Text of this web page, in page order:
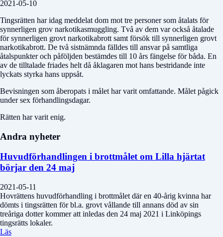
2021-05-10
Tingsrätten har idag meddelat dom mot tre personer som åtalats för
synnerligen grov narkotikasmuggling. Två av dem var också åtalade
för synnerligen grovt narkotikabrott samt försök till synnerligen grovt
narkotikabrott. De två sistnämnda fälldes till ansvar på samtliga
åtalspunkter och påföljden bestämdes till 10 års fängelse för båda. En
av de tilltalade friades helt då åklagaren mot hans bestridande inte
lyckats styrka hans uppsåt.
Bevisningen som åberopats i målet har varit omfattande. Målet pågick
under sex förhandlingsdagar.
Rätten har varit enig.
Andra nyheter
Huvudförhandlingen i brottmålet om Lilla hjärtat
börjar den 24 maj
2021-05-11
Hovrättens huvudförhandling i brottmålet där en 40-årig kvinna har
dömts i tingsrätten för bl.a. grovt vållande till annans död av sin
treåriga dotter kommer att inledas den 24 maj 2021 i Linköpings
tingsrätts lokaler.
Läs